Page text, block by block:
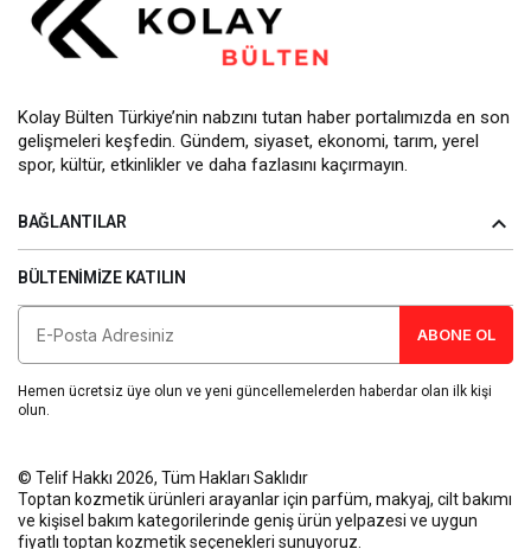
Kolay Bülten Türkiye’nin nabzını tutan haber portalımızda en son
gelişmeleri keşfedin. Gündem, siyaset, ekonomi, tarım, yerel
spor, kültür, etkinlikler ve daha fazlasını kaçırmayın.
BAĞLANTILAR
BÜLTENIMIZE KATILIN
ABONE OL
Hemen ücretsiz üye olun ve yeni güncellemelerden haberdar olan ilk kişi
olun.
© Telif Hakkı 2026, Tüm Hakları Saklıdır
Toptan kozmetik ürünleri arayanlar için parfüm, makyaj, cilt bakımı
ve kişisel bakım kategorilerinde geniş ürün yelpazesi ve uygun
fiyatlı toptan kozmetik seçenekleri sunuyoruz.